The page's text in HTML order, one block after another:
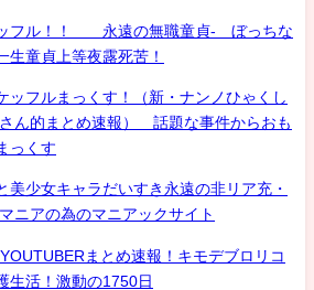
ッフル！！ 永遠の無職童貞- ぼっちな
生童貞上等夜露死苦！
ッフルまっくす！（新・ナンノひゃくし
ん的まとめ速報） 話題な事件からおも
っくす
美少女キャラだいすき永遠の非リア充・
ニアの為のマニアックサイト
まとめ速報！キモデブロリコ
生活！激動の1750日